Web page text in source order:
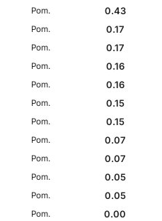
Pom.
0.43
Pom.
0.17
Pom.
0.17
Pom.
0.16
Pom.
0.16
Pom.
0.15
Pom.
0.15
Pom.
0.07
Pom.
0.07
Pom.
0.05
Pom.
0.05
Pom.
0.00